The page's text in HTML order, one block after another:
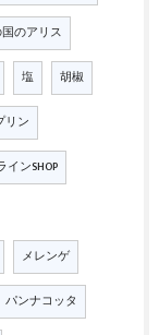
のアリス
塩 胡椒
リン
インSHOP
メレンゲ
パンナコッタ